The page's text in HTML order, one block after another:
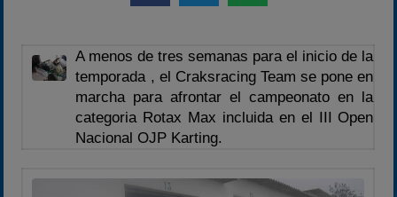
Temporada 2026
2020-2021
2022
2023
A menos de tres semanas para el inicio de la
temporada , el Craksracing Team se pone en
marcha para afrontar el campeonato en la
categoria Rotax Max incluida en el III Open
Nacional OJP Karting.